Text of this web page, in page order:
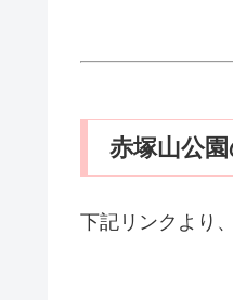
赤塚山公
下記リンクより